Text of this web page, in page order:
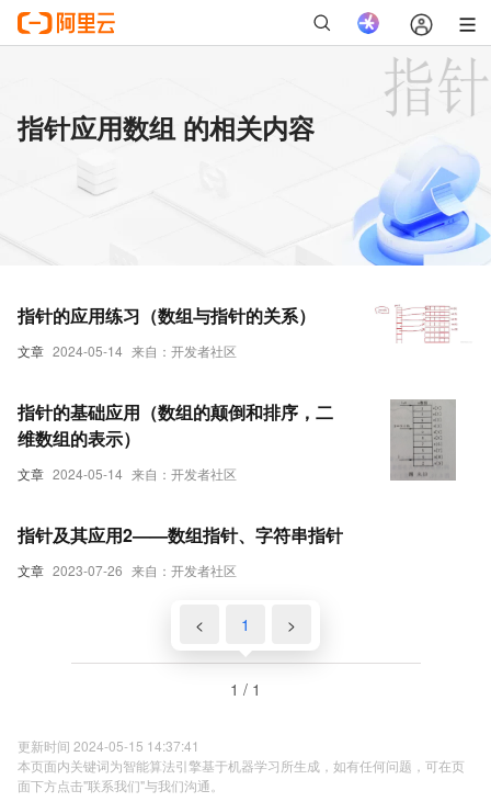
指针应用数组 的相关内容
文章 2024-05-14 来自：开发者社区
指针的应用练习（数组与指针的关系）
文章 2024-05-14 来自：开发者社区
指针的基础应用（数组的颠倒和排序，二
维数组的表示）
文章 2023-07-26 来自：开发者社区
指针及其应用2——数组指针、字符串指针
< 1 >
1 / 1
更新时间 2024-05-15 14:37:41
本页面内关键词为智能算法引擎基于机器学习所生成，如有任何问题，可在页
面下方点击"联系我们"与我们沟通。